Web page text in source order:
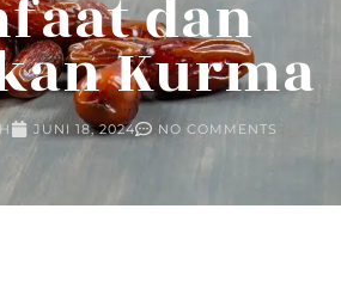
dan
Kurma
JUNI 18, 2024 NO COMMENTS